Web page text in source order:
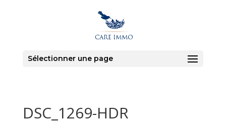
Sélectionner une page
DSC_1269-HDR